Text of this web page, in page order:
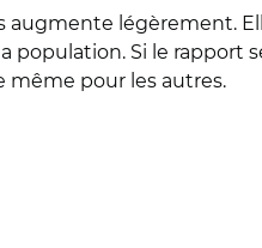
augmente légèrement.
population. Si le rapport
même pour les autres.